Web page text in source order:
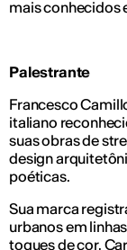
mais conhecidos
Palestrante
Francesco
italiano
suas obras de
design
poéticas.
Sua marca
urbanos em
toques de cor.